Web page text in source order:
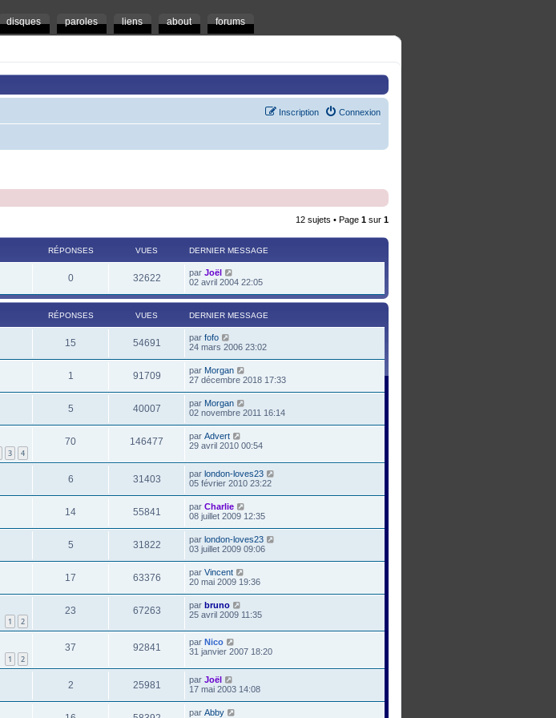
disques paroles liens about forums
Connexion
Inscription
12 sujets • Page 1 sur 1
RÉPONSES VUES DERNIER MESSAGE
0 32622 par Joël
02 avril 2004 22:05
RÉPONSES VUES DERNIER MESSAGE
15 54691 par fofo
24 mars 2006 23:02
1 91709 par Morgan
27 décembre 2018 17:33
5 40007 par Morgan
02 novembre 2011 16:14
3 4
70 146477 par Advert
29 avril 2010 00:54
6 31403 par london-loves23
05 février 2010 23:22
14 55841 par Charlie
08 juillet 2009 12:35
5 31822 par london-loves23
03 juillet 2009 09:06
17 63376 par Vincent
20 mai 2009 19:36
1 2
23 67263 par bruno
25 avril 2009 11:35
1 2
37 92841 par Nico
31 janvier 2007 18:20
2 25981 par Joël
17 mai 2003 14:08
par Abby